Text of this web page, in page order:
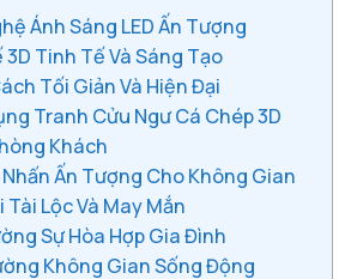
Ánh Sáng LED Ấn Tượng
Tinh Tế Và Sáng Tạo
Tối Giản Và Hiện Đại
Tranh Cửu Ngư Cá Chép 3D
Khách
Nhấn Ấn Tượng Cho Không Gian
Tài Lộc Và May Mắn
Sự Hòa Hợp Gia Đình
Không Gian Sống Động